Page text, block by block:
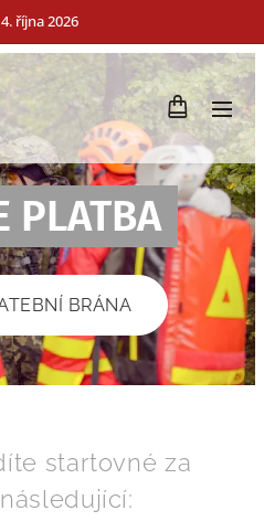
4. října 2026
PLATBA
BRÁNA
startovné za